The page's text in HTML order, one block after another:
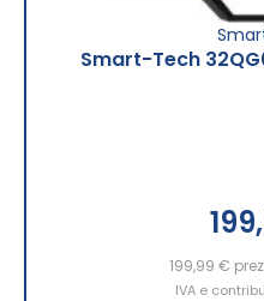
Smart-Tech
199,99 €
IVA e